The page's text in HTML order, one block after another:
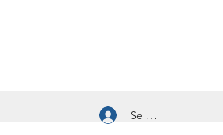
Se connecter